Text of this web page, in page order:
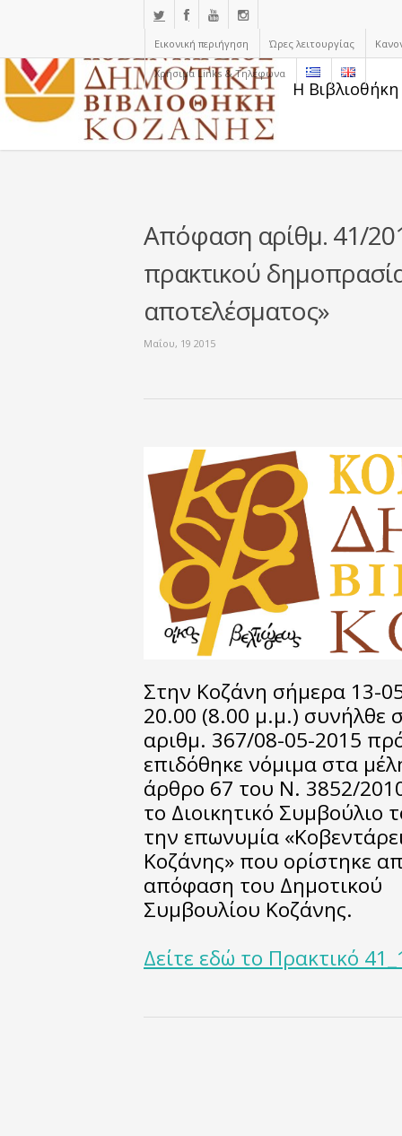
Εικονική περιήγηση Ώρες λειτουργίας
Χρήσιμα Links & Τηλέφωνα
Η
Απόφαση αρίθμ. 41/
πρακτικού
αποτελέσματος»
Μαΐου, 19 2015
Στην Κοζάνη σήμερα 13-
20.00 (8.00 μ.μ.) συνήλθε
αριθμ. 367/08-05-2015
επιδόθηκε νόμιμα στα
άρθρο 67 του Ν. 3852/
το Διοικητικό
την επωνυμία
Κοζάνης» που ορίστηκε
απόφαση του Δημοτικού
Συμβουλίου Κοζάνης.
Δείτε εδώ το Πρακτικό